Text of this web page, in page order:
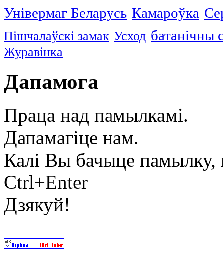
Універмаг Беларусь Камароўка
Пішчалаўскі замак Усход батанічны
Журавінка
Дапамога
Праца над памылкамі.
Дапамагіце нам.
Калі Вы бачыце памылку,
Ctrl+Enter
Дзякуй!